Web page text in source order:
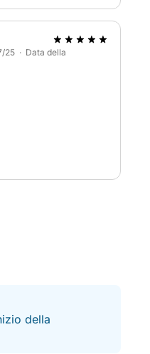
altrove.
25 · Data della
della